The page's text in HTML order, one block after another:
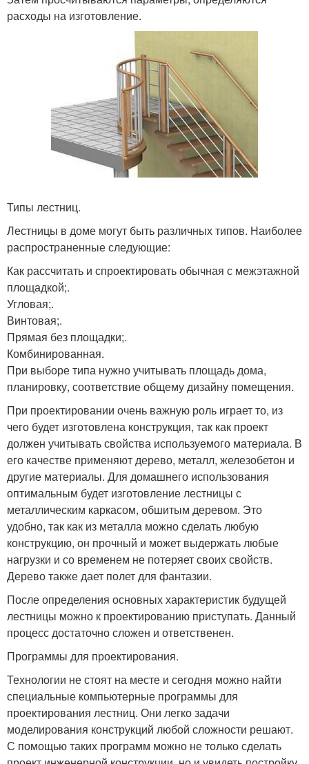
расходы на изготовление.
Типы лестниц.
Лестницы в доме могут быть различных типов. Наиболее
распространенные следующие:
Как рассчитать и спроектировать обычная с межэтажной
площадкой;.
Угловая;.
Винтовая;.
Прямая без площадки;.
Комбинированная.
При выборе типа нужно учитывать площадь дома,
планировку, соответствие общему дизайну помещения.
При проектировании очень важную роль играет то, из
чего будет изготовлена конструкция, так как проект
должен учитывать свойства используемого материала. В
его качестве применяют дерево, металл, железобетон и
другие материалы. Для домашнего использования
оптимальным будет изготовление лестницы с
металлическим каркасом, обшитым деревом. Это
удобно, так как из металла можно сделать любую
конструкцию, он прочный и может выдержать любые
нагрузки и со временем не потеряет своих свойств.
Дерево также дает полет для фантазии.
После определения основных характеристик будущей
лестницы можно к проектированию приступать. Данный
процесс достаточно сложен и ответственен.
Программы для проектирования.
Технологии не стоят на месте и сегодня можно найти
специальные компьютерные программы для
проектирования лестниц. Они легко задачи
моделирования конструкций любой сложности решают.
С помощью таких программ можно не только сделать